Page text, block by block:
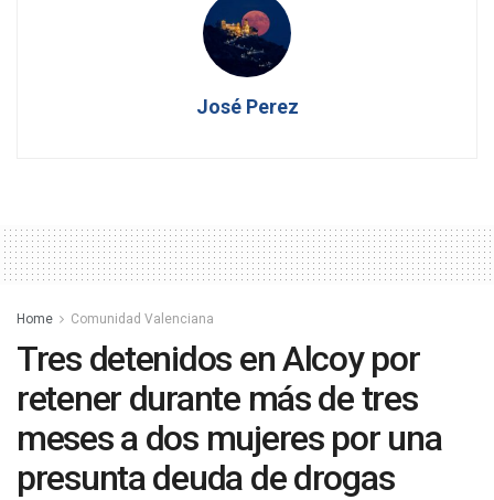
José Perez
Home Comunidad Valenciana
Tres detenidos en Alcoy por
retener durante más de tres
meses a dos mujeres por una
presunta deuda de drogas